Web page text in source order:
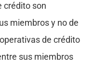
crédito son
miembros y no de
de crédito
sus miembros